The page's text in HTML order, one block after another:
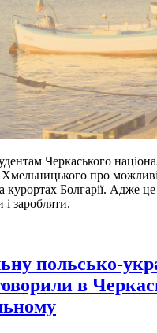
Черкаського
Хмельницького про
курортах Болгарії. Адже
заробляти.
польсько-
в